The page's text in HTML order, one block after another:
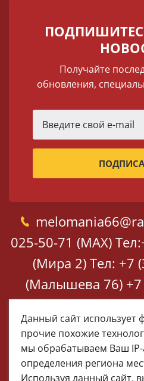
Получайте
обновления,
025-50-71 (MAX)
(Мира 2) Тел: +7
(Малышева 76)
Екатеринбург, ул.
Данный сайт использует
прочие похожие
мы обрабатываем Ваш IP-
определения региона
Используя данный сайт,